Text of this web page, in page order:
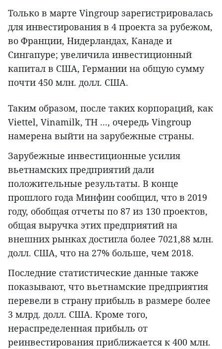
Только в марте Vingroup зарегистрировалась
для инвестирования в 4 проекта за рубежом,
во Франции, Нидерландах, Канаде и
Сингапуре; увеличила инвестиционный
капитал в США, Германии на общую сумму
почти 450 млн. долл. США.
Таким образом, после таких корпораций, как
Viettel, Vinamilk, TH ..., очередь Vingroup
намерена выйти на зарубежные страны.
Зарубежные инвестиционные усилия
вьетнамских предприятий дали
положительные результаты. В конце
прошлого года Минфин сообщил, что в 2019
году, обобщая отчеты по 87 из 130 проектов,
общая выручка этих предприятий на
внешних рынках достигла более 7021,88 млн.
долл. США, что на 27% больше, чем 2018.
Последние статистические данные также
показывают, что вьетнамские предприятия
перевели в страну прибыль в размере более
3 млрд. долл. США. Кроме того,
нераспределенная прибыль от
реинвестирования приближается к 400 млн.